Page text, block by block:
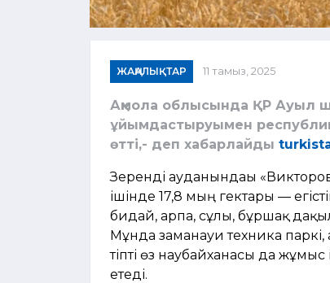
ЖАҢАЛЫҚТАР 11 тамыз, 2025
Ақмола облысында ҚР Ауыл
ұйымдастыруымен
өтті,- деп хабарлайды
Зеренді ауданындағы
ішінде 17,8 мың гектары —
бидай, арпа, сұлы, бұршақ
Мұнда заманауи техника паркі,
тіпті өз наубайханасы да
етеді.